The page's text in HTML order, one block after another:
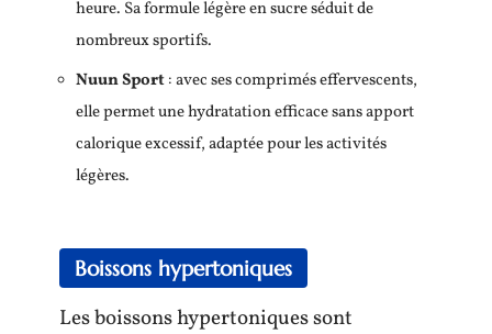
heure. Sa formule légère en sucre séduit de
nombreux sportifs.
Nuun Sport: avec ses comprimés effervescents,
elle permet une hydratation efficace sans apport
calorique excessif, adaptée pour les activités
légères.
Boissons hypertoniques
Les boissons hypertoniques sont